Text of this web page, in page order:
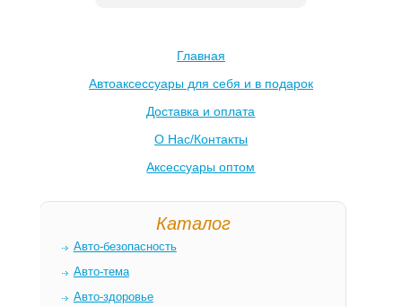
Главная
Автоаксессуары для себя и в подарок
Доставка и оплата
О Нас/Контакты
Аксессуары оптом
Каталог
Авто-безопасность
Авто-тема
Авто-здоровье